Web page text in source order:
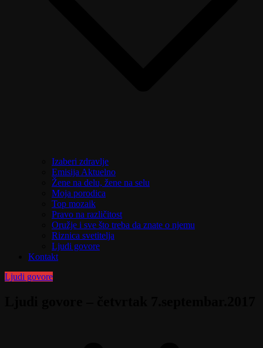
Izaberi zdravlje
Emisija Aktuelno
Žene na delu, žene na selu
Moja porodica
Top mozaik
Pravo na različitost
Oružje i sve što treba da znate o njemu
Riznica svetitelja
Ljudi govore
Kontakt
Ljudi govore